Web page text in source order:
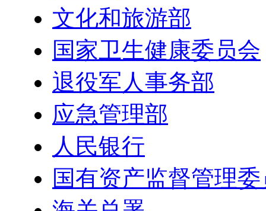
文化和旅游部
国家卫生健康委员会
退役军人事务部
应急管理部
人民银行
国有资产监督管理